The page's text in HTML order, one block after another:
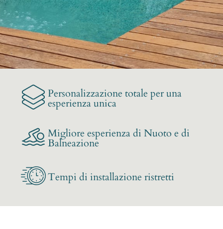
Personalizzazione totale per una
esperienza unica
Migliore esperienza di Nuoto e di
Balneazione
Tempi di installazione ristretti